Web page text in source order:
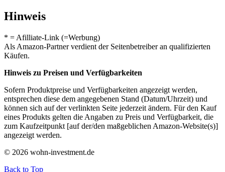
Hinweis
* = Afilliate-Link (=Werbung)
Als Amazon-Partner verdient der Seitenbetreiber an qualifizierten
Käufen.
Hinweis zu Preisen und Verfügbarkeiten
Sofern Produktpreise und Verfügbarkeiten angezeigt werden,
entsprechen diese dem angegebenen Stand (Datum/Uhrzeit) und
können sich auf der verlinkten Seite jederzeit ändern. Für den Kauf
eines Produkts gelten die Angaben zu Preis und Verfügbarkeit, die
zum Kaufzeitpunkt [auf der/den maßgeblichen Amazon-Website(s)]
angezeigt werden.
© 2026 wohn-investment.de
Back to Top